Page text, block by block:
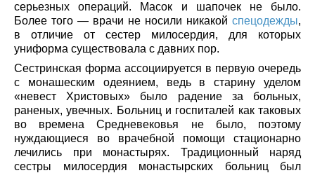
серьезных операций. Масок и шапочек не было.
Более того — врачи не носили никакой спецодежды,
в отличие от сестер милосердия, для которых
униформа существовала с давних пор.
Сестринская форма ассоциируется в первую очередь
с монашеским одеянием, ведь в старину уделом
«невест Христовых» было радение за больных,
раненых, увечных. Больниц и госпиталей как таковых
во времена Средневековья не было, поэтому
нуждающиеся во врачебной помощи стационарно
лечились при монастырях. Традиционный наряд
сестры милосердия монастырских больниц был